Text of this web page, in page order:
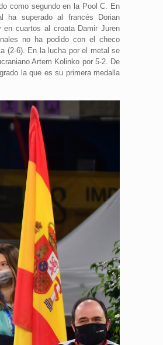
como segundo en la Pool C. En
ha superado al francés Dorian
en cuartos al croata Damir Juren
no ha podido con el checo
(2-6). En la lucha por el metal se
Artem Kolinko por 5-2. De
la que es su primera medalla